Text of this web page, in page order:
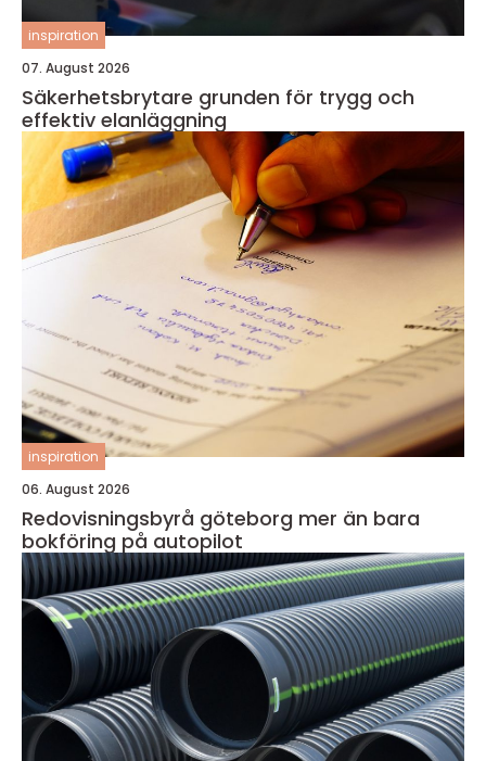
inspiration
07. August 2026
Säkerhetsbrytare grunden för trygg och
effektiv elanläggning
inspiration
06. August 2026
Redovisningsbyrå göteborg mer än bara
bokföring på autopilot